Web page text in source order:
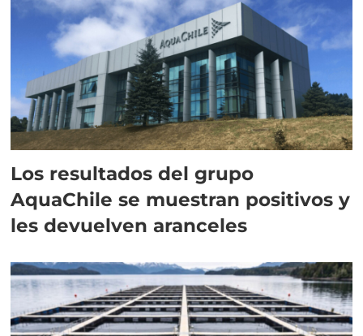
Los resultados del grupo
AquaChile se muestran positivos y
les devuelven aranceles